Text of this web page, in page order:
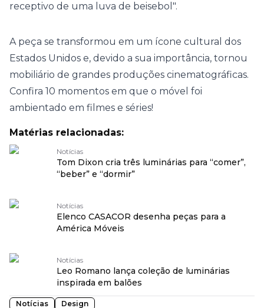
receptivo de uma luva de beisebol".
A peça se transformou em um ícone cultural dos
Estados Unidos e, devido a sua importância, tornou
mobiliário de grandes produções cinematográficas.
Confira 10 momentos em que o móvel foi
ambientado em filmes e séries!
Matérias relacionadas:
Notícias
Tom Dixon cria três luminárias para “comer”,
“beber” e “dormir”
Notícias
Elenco CASACOR desenha peças para a
América Móveis
Notícias
Leo Romano lança coleção de luminárias
inspirada em balões
Notícias Design